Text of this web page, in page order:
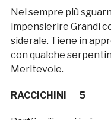
Nel sempre più
impensierire Grandi
siderale. Tiene in
con qualche
Meritevole.
RACCICHINI 5